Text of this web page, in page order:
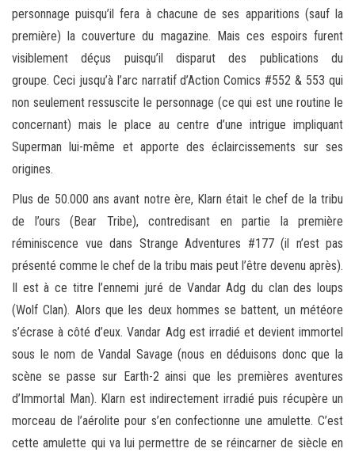
personnage puisqu’il fera à chacune de ses apparitions (sauf la
première) la couverture du magazine. Mais ces espoirs furent
visiblement déçus puisqu’il disparut des publications du
groupe. Ceci jusqu’à l’arc narratif d’Action Comics #552 & 553 qui
non seulement ressuscite le personnage (ce qui est une routine le
concernant) mais le place au centre d’une intrigue impliquant
Superman lui-même et apporte des éclaircissements sur ses
origines.
Plus de 50.000 ans avant notre ère, Klarn était le chef de la tribu
de l’ours (Bear Tribe), contredisant en partie la première
réminiscence vue dans Strange Adventures #177 (il n’est pas
présenté comme le chef de la tribu mais peut l’être devenu après).
Il est à ce titre l’ennemi juré de Vandar Adg du clan des loups
(Wolf Clan). Alors que les deux hommes se battent, un météore
s’écrase à côté d’eux. Vandar Adg est irradié et devient immortel
sous le nom de Vandal Savage (nous en déduisons donc que la
scène se passe sur Earth-2 ainsi que les premières aventures
d’Immortal Man). Klarn est indirectement irradié puis récupère un
morceau de l’aérolite pour s’en confectionne une amulette. C’est
cette amulette qui va lui permettre de se réincarner de siècle en